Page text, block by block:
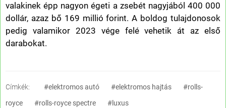
valakinek épp nagyon égeti a zsebét nagyjából 400 000
dollár, azaz bő 169 millió forint. A boldog tulajdonosok
pedig valamikor 2023 vége felé vehetik át az első
darabokat.
Címkék: #elektromos autó #elektromos hajtás
#rolls-
royce
#rolls-royce spectre #luxus